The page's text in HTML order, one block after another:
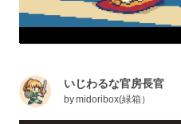
いじわるな官房長官
bymidoribox(緑箱）